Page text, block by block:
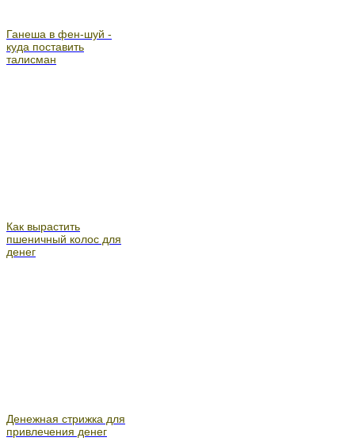
Ганеша в фен-шуй -
куда поставить
талисман
Как вырастить
пшеничный колос для
денег
Денежная стрижка для
привлечения денег